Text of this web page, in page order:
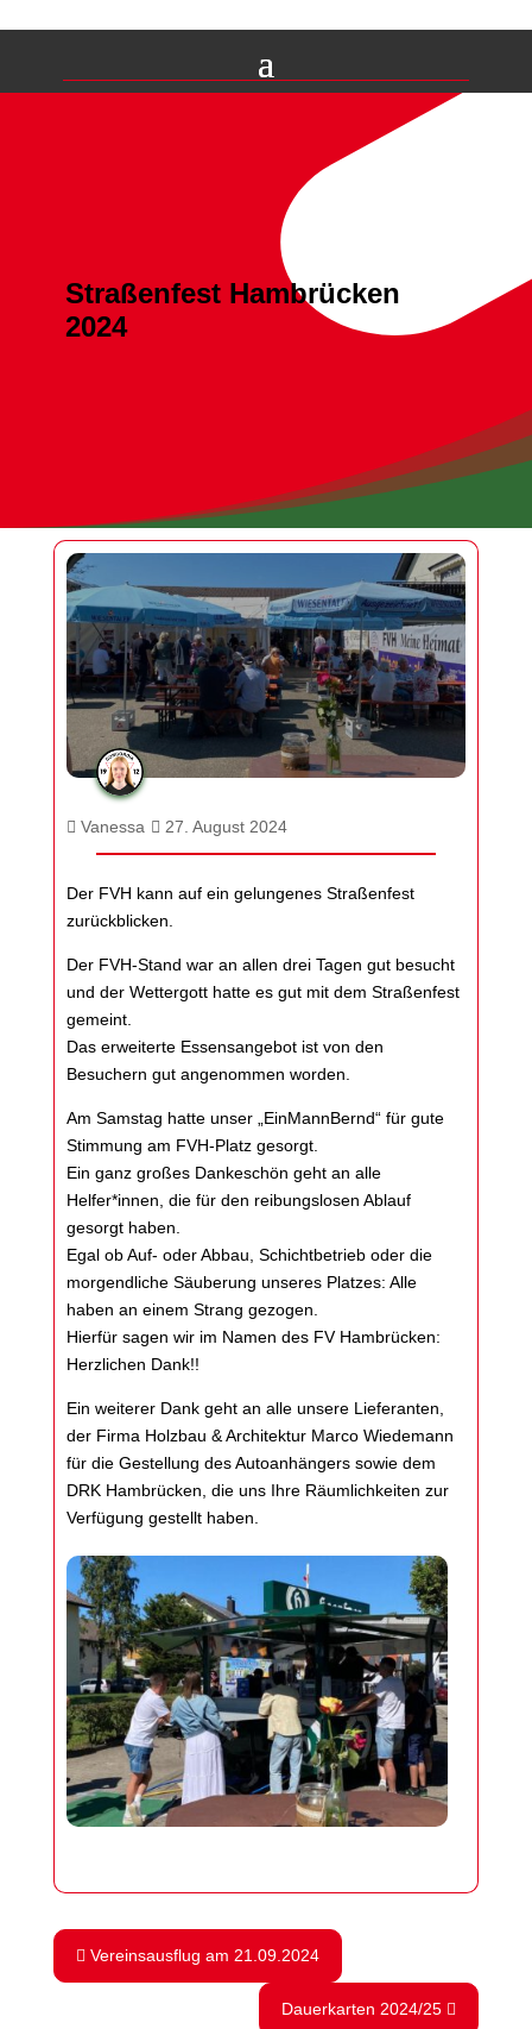
Straßenfest Hambrücken
2024
Vanessa 27. August 2024
Der FVH kann auf ein gelungenes Straßenfest
zurückblicken.
Der FVH-Stand war an allen drei Tagen gut besucht
und der Wettergott hatte es gut mit dem Straßenfest
gemeint.
Das erweiterte Essensangebot ist von den
Besuchern gut angenommen worden.
Am Samstag hatte unser „EinMannBernd“ für gute
Stimmung am FVH-Platz gesorgt.
Ein ganz großes Dankeschön geht an alle
Helfer*innen, die für den reibungslosen Ablauf
gesorgt haben.
Egal ob Auf- oder Abbau, Schichtbetrieb oder die
morgendliche Säuberung unseres Platzes: Alle
haben an einem Strang gezogen.
Hierfür sagen wir im Namen des FV Hambrücken:
Herzlichen Dank!!
Ein weiterer Dank geht an alle unsere Lieferanten,
der Firma Holzbau & Architektur Marco Wiedemann
für die Gestellung des Autoanhängers sowie dem
DRK Hambrücken, die uns Ihre Räumlichkeiten zur
Verfügung gestellt haben.
Vereinsausflug am 21.09.2024
Dauerkarten 2024/25